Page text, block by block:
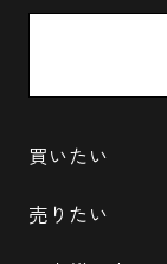
買いたい
売りたい